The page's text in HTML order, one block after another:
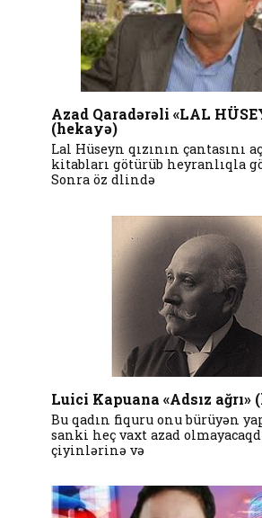
Azad Qaradərəli «LAL
(hekayə)
Lal Hüseyn qızının çantasını
kitabları götürüb heyranlıqla
Sonra öz dlində
Luici Kapuana «Adsız ağrı»
Bu qadın fiquru onu bürüyən
sanki heç vaxt azad
çiyinlərinə və